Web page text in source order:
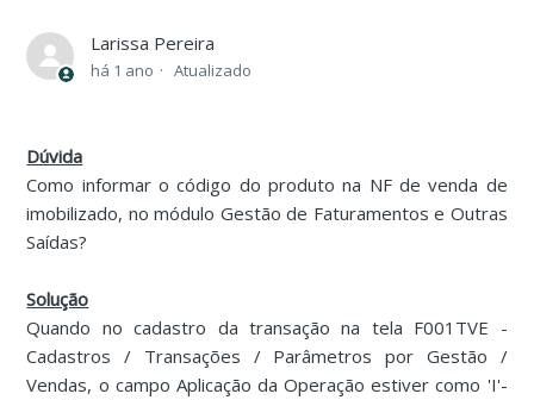
Larissa Pereira
há 1 ano Atualizado
Dúvida
Como informar o código do produto na NF de venda de
imobilizado, no módulo Gestão de Faturamentos e Outras
Saídas?
Solução
Quando no cadastro da transação na tela F001TVE -
Cadastros / Transações / Parâmetros por Gestão /
Vendas, o campo Aplicação da Operação estiver como 'I'-